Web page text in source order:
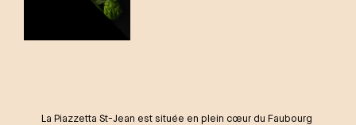
La Piazzetta St-Jean est située en plein cœur du Faubourg